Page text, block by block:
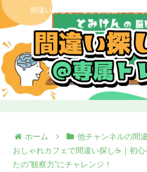
間違い探しを中心とした脳トレを
ホーム 他チャンネルの間
おしゃれカフェで間違い探し☕｜初
たの“観察力”にチャレンジ！